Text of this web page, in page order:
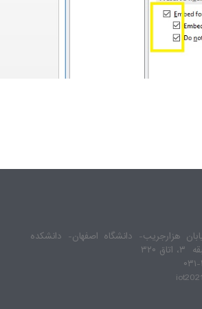
هزارجریب- دانشگاه اصفهان- دانشکده